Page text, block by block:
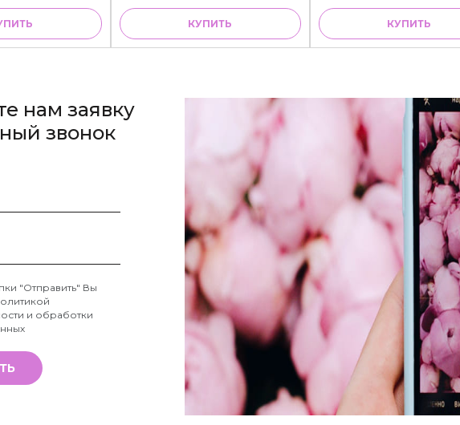
КУПИТЬ КУПИТЬ
нам заявку
звонок
"Отправить" Вы
и обработки